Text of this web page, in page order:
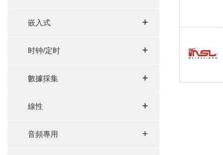
嵌入式 +
+
时钟/定时 +
+
數據採集 +
+
線性 +
+
音頻專用 +